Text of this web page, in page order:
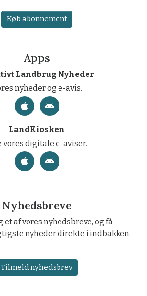
Køb abonnement
Apps
Landbrug Nyheder
nyheder og e-avis.
LandKiosken
vores digitale e-aviser.
Nyhedsbreve
et af vores nyhedsbreve, og få
nyheder direkte i indbakken.
Tilmeld nyhedsbrev